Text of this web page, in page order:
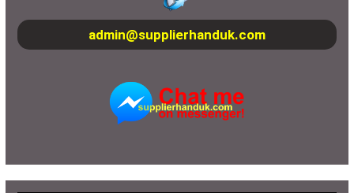
admin@supplierhanduk.com